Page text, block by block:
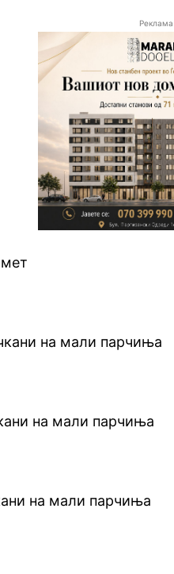
Реклама
на мали парчиња
на мали парчиња
на мали парчиња